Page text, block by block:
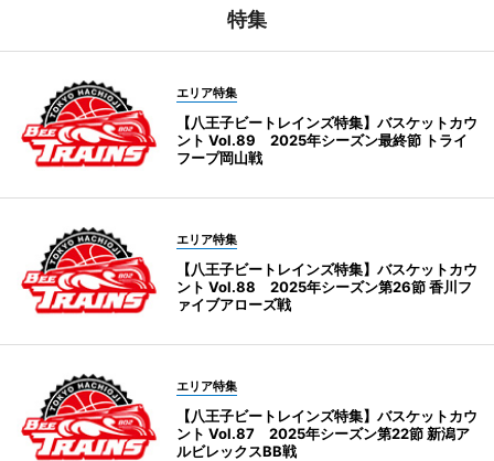
特集
エリア特集
【八王子ビートレインズ特集】バスケットカウ
ント Vol.89 2025年シーズン最終節 トライ
フープ岡山戦
エリア特集
【八王子ビートレインズ特集】バスケットカウ
ント Vol.88 2025年シーズン第26節 香川フ
ァイブアローズ戦
エリア特集
【八王子ビートレインズ特集】バスケットカウ
ント Vol.87 2025年シーズン第22節 新潟ア
ルビレックスBB戦